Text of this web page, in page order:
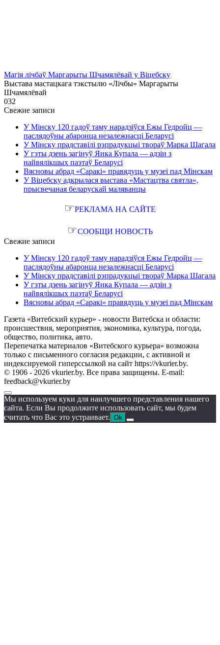
Магія лічбаў Маргарыты Шчамялёвай у Віцебску
Выстава мастацкага тэкстылю «Лічбы» Маргарыты
Шчамялёвай
032
Свежие записи
У Мінску 120 гадоў таму нарадзіўся Ежы Гедройц —
паслядоўны абаронца незалежнасці Беларусі
У Мінску прадставілі рэпрадукцыі твораў Марка Шагала
У гэты дзень загінуў Янка Купала — адзін з
найвялікшых паэтаў Беларусі
Вясновы абрад «Саракі» правядуць у музеі пад Мінскам
У Віцебску адкрылася выстава «Мастацтва святла»,
прысвечаная беларускай маляванцы
☞РЕКЛАМА НА САЙТЕ
☞СООБЩИ НОВОСТЬ
Свежие записи
У Мінску 120 гадоў таму нарадзіўся Ежы Гедройц —
паслядоўны абаронца незалежнасці Беларусі
У Мінску прадставілі рэпрадукцыі твораў Марка Шагала
У гэты дзень загінуў Янка Купала — адзін з
найвялікшых паэтаў Беларусі
Вясновы абрад «Саракі» правядуць у музеі пад Мінскам
Газета «Витебский курьер» - новости Витебска и области:
происшествия, мероприятия, экономика, культура, погода,
общество, политика, авто.
Перепечатка материалов «Витебского курьера» возможна
только с письменного согласия редакции, с активной и
индексируемой гиперссылкой на сайт https://vkurier.by.
© 1906 - 2026 vkurier.by. Все права защищены. E-mail:
feedback@vkurier.by
Мы используем куки для наилучшего представления нашего
сайта. Если Вы продолжите использовать сайт, мы будем
считать что Вас это устраивает. Ok